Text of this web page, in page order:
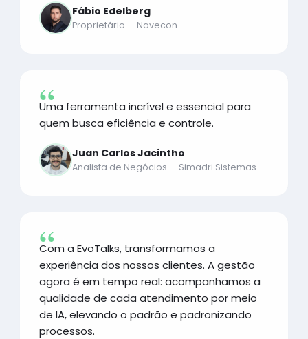
Fábio Edelberg
Proprietário — Navecon
Uma ferramenta incrível e essencial para
quem busca eficiência e controle.
Juan Carlos Jacintho
Analista de Negócios — Simadri Sistemas
Com a EvoTalks, transformamos a
experiência dos nossos clientes. A gestão
agora é em tempo real: acompanhamos a
qualidade de cada atendimento por meio
de IA, elevando o padrão e padronizando
processos.